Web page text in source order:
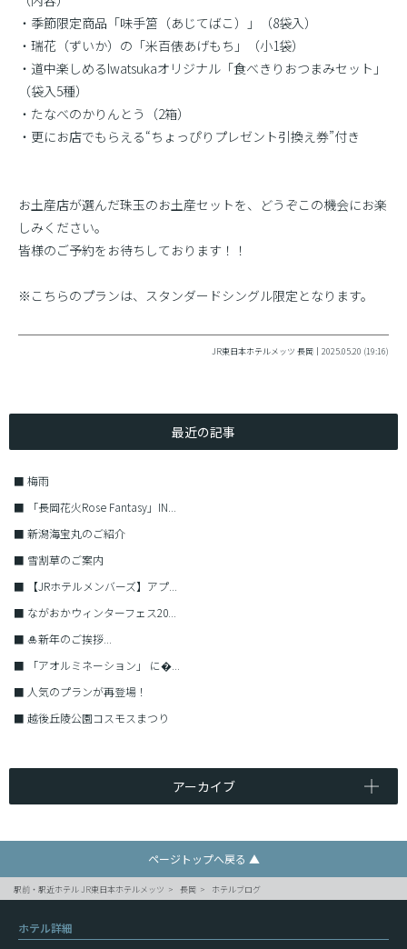
・季節限定商品「味手筥（あじてばこ）」（8袋入）
・瑞花（ずいか）の「米百俵あげもち」（小1袋）
・道中楽しめるIwatsukaオリジナル「食べきりおつまみセット」
（袋入5種）
・たなべのかりんとう（2箱）
・更にお店でもらえる“ちょっぴりプレゼント引換え券”付き
お土産店が選んだ珠玉のお土産セットを、どうぞこの機会にお楽
しみください。
皆様のご予約をお待ちしております！！
※こちらのプランは、スタンダードシングル限定となります。
JR東日本ホテルメッツ 長岡｜2025.05.20 (19:16)
最近の記事
■ 梅雨
■
「長岡花火Rose Fantasy」IN...
■ 新潟海宝丸のご紹介
■ 雪割草のご案内
■
【JRホテルメンバーズ】アプ...
■ ながおかウィンターフェス20...
■ 🎍新年のご挨拶...
■
「アオルミネーション」 に�...
■ 人気のプランが再登場！
■ 越後丘陵公園コスモスまつり
アーカイブ
ページトップへ戻る ▲
駅前・駅近ホテル JR東日本ホテルメッツ 長岡 ホテルブログ
ホテル詳細